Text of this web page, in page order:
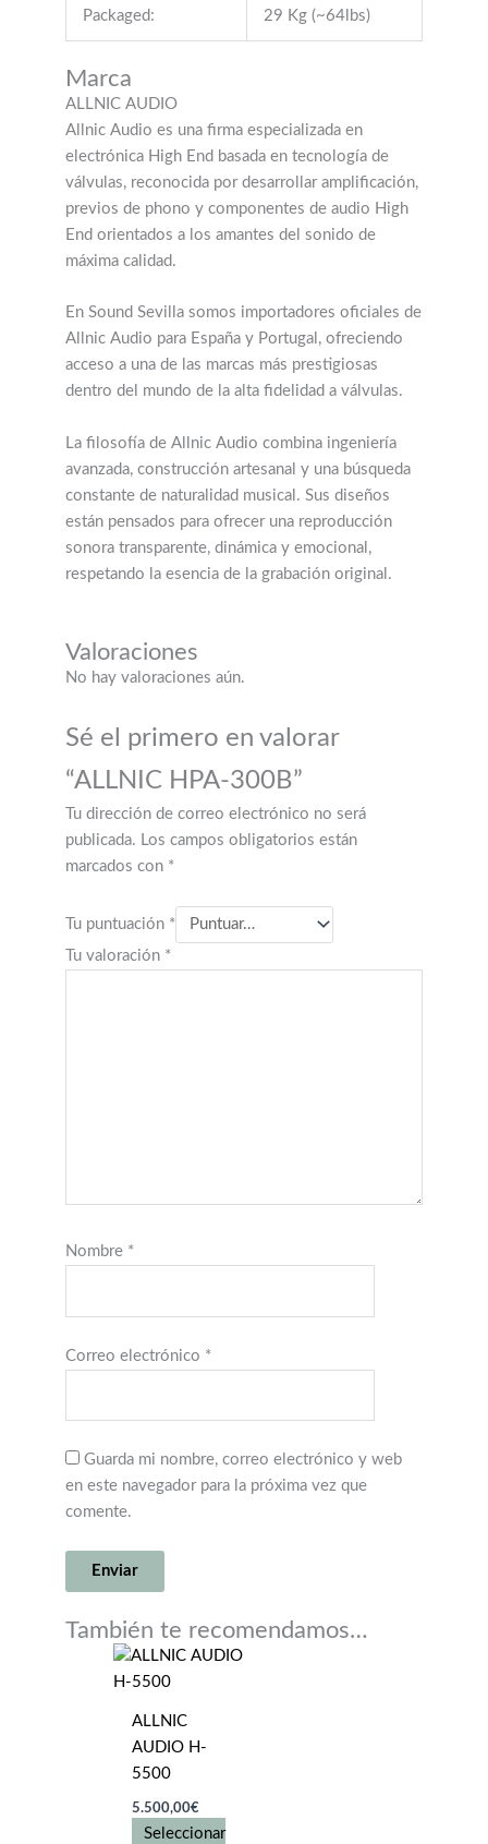
Packaged: 29 Kg (~64lbs)
Marca
ALLNIC AUDIO
Allnic Audio es una firma especializada en
electrónica High End basada en tecnología de
válvulas, reconocida por desarrollar amplificación,
previos de phono y componentes de audio High
End orientados a los amantes del sonido de
máxima calidad.
En Sound Sevilla somos importadores oficiales de
Allnic Audio para España y Portugal, ofreciendo
acceso a una de las marcas más prestigiosas
dentro del mundo de la alta fidelidad a válvulas.
La filosofía de Allnic Audio combina ingeniería
avanzada, construcción artesanal y una búsqueda
constante de naturalidad musical. Sus diseños
están pensados para ofrecer una reproducción
sonora transparente, dinámica y emocional,
respetando la esencia de la grabación original.
Valoraciones
No hay valoraciones aún.
Sé el primero en valorar
“ALLNIC HPA-300B”
Tu dirección de correo electrónico no será
publicada. Los campos obligatorios están
marcados con *
Tu puntuación *
Tu valoración *
Nombre *
Correo electrónico *
Guarda mi nombre, correo electrónico y web
en este navegador para la próxima vez que
comente.
También te recomendamos…
ALLNIC
AUDIO H-
5500
5.500,00€
Seleccionar